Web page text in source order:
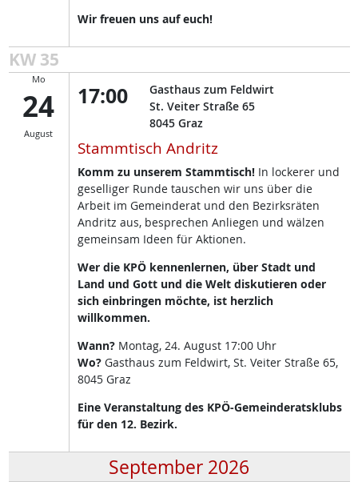
Wir freuen uns auf euch!
KW 35
Mo
24
August
17:00
Gasthaus zum Feldwirt
St. Veiter Straße 65
8045 Graz
Stammtisch Andritz
Komm zu unserem Stammtisch!In lockerer und
geselliger Runde tauschen wir uns über die
Arbeit im Gemeinderat und den Bezirksräten
Andritz aus, besprechen Anliegen und wälzen
gemeinsam Ideen für Aktionen.
Wer die KPÖ kennenlernen, über Stadt und
Land und Gott und die Welt diskutieren oder
sich einbringen möchte, ist herzlich
willkommen.
Wann?Montag, 24. August 17:00 Uhr
Wo?Gasthaus zum Feldwirt, St. Veiter Straße 65,
8045 Graz
Eine Veranstaltung des KPÖ-Gemeinderatsklubs
für den 12. Bezirk.
September 2026